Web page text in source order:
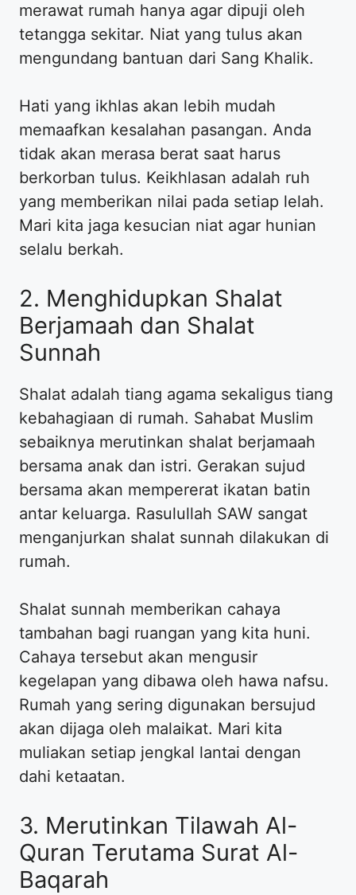
merawat rumah hanya agar dipuji oleh
tetangga sekitar. Niat yang tulus akan
mengundang bantuan dari Sang Khalik.
Hati yang ikhlas akan lebih mudah
memaafkan kesalahan pasangan. Anda
tidak akan merasa berat saat harus
berkorban tulus. Keikhlasan adalah ruh
yang memberikan nilai pada setiap lelah.
Mari kita jaga kesucian niat agar hunian
selalu berkah.
2. Menghidupkan Shalat
Berjamaah dan Shalat
Sunnah
Shalat adalah tiang agama sekaligus tiang
kebahagiaan di rumah. Sahabat Muslim
sebaiknya merutinkan shalat berjamaah
bersama anak dan istri. Gerakan sujud
bersama akan mempererat ikatan batin
antar keluarga. Rasulullah SAW sangat
menganjurkan shalat sunnah dilakukan di
rumah.
Shalat sunnah memberikan cahaya
tambahan bagi ruangan yang kita huni.
Cahaya tersebut akan mengusir
kegelapan yang dibawa oleh hawa nafsu.
Rumah yang sering digunakan bersujud
akan dijaga oleh malaikat. Mari kita
muliakan setiap jengkal lantai dengan
dahi ketaatan.
3. Merutinkan Tilawah Al-
Quran Terutama Surat Al-
Baqarah